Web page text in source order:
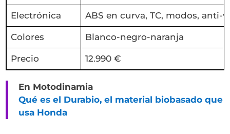
Electrónica ABS en curva, TC, modos, anti-
Colores Blanco-negro-naranja
Precio 12.990 €
En Motodinamia
Qué es el Durabio, el material biobasado que
usa Honda